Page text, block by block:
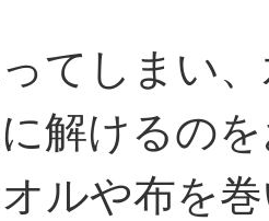
てしまい
解けるの
ルや布を